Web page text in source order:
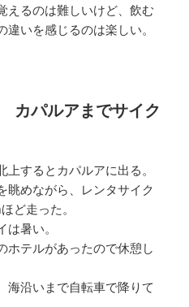
えるのは難しいけど、飲む
いを感じるのは楽しい。
パルアまでサイク
するとカパルアに出る。
眺めながら、レンタサイク
ど走った。
暑い。
ホテルがあったので休憩し
海沿いまで自転車で降りて